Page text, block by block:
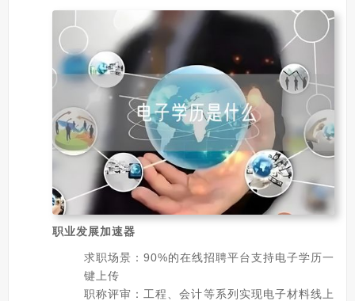
职业发展加速器
求职场景：90%的在线招聘平台支持电子学历一
键上传
职称评审：工程、会计等系列实现电子材料线上